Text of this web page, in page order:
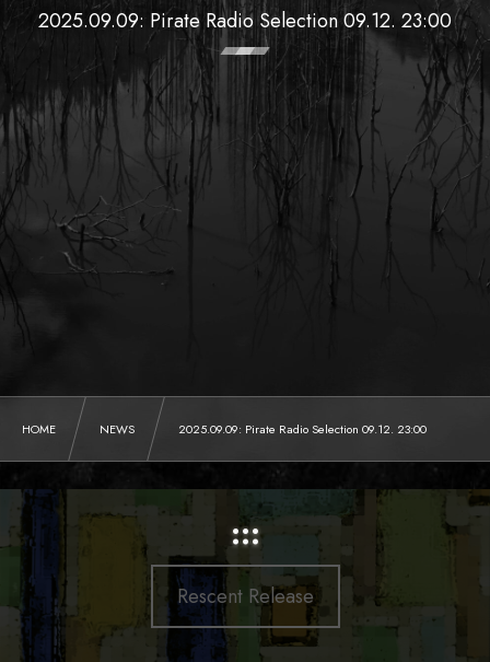
2025.09.09: Pirate Radio Selection 09.12. 23:00
HOME NEWS 2025.09.09: Pirate Radio Selection 09.12. 23:00
:::
Rescent Release